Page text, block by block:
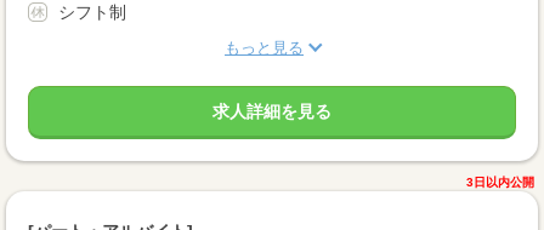
シフト制
もっと見る
求人詳細を見る
3日以内公開